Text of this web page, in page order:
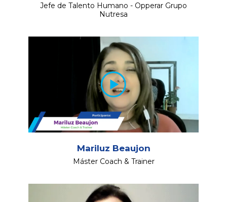
Jefe de Talento Humano - Opperar Grupo
Nutresa
Mariluz Beaujon
Máster Coach & Trainer